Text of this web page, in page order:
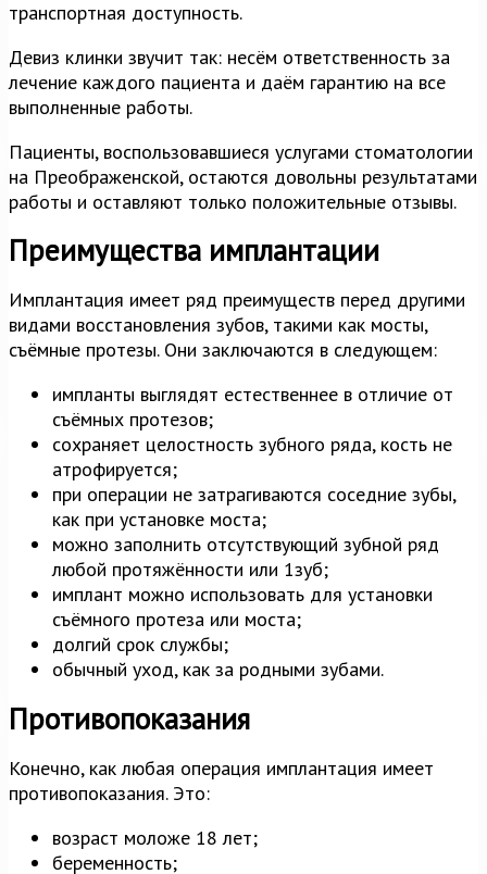
транспортная доступность.
Девиз клинки звучит так: несём ответственность за
лечение каждого пациента и даём гарантию на все
выполненные работы.
Пациенты, воспользовавшиеся услугами стоматологии
на Преображенской, остаются довольны результатами
работы и оставляют только положительные отзывы.
Преимущества имплантации
Имплантация имеет ряд преимуществ перед другими
видами восстановления зубов, такими как мосты,
съёмные протезы. Они заключаются в следующем:
импланты выглядят естественнее в отличие от
съёмных протезов;
сохраняет целостность зубного ряда, кость не
атрофируется;
при операции не затрагиваются соседние зубы,
как при установке моста;
можно заполнить отсутствующий зубной ряд
любой протяжённости или 1зуб;
имплант можно использовать для установки
съёмного протеза или моста;
долгий срок службы;
обычный уход, как за родными зубами.
Противопоказания
Конечно, как любая операция имплантация имеет
противопоказания. Это:
возраст моложе 18 лет;
беременность;